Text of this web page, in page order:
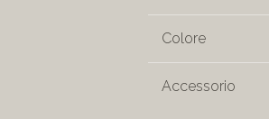
Colore
Accessorio